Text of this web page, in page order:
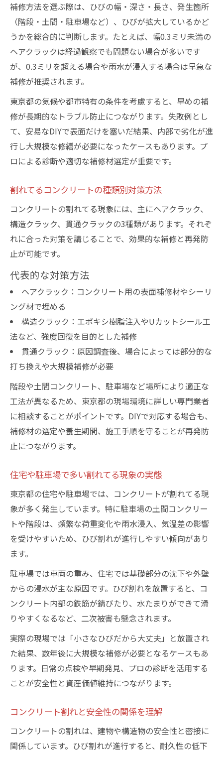
割れてるコンクリートと鉄筋腐食の関係性
ひび割れ損傷が資産価値に与える影響
放置によるコンクリート沈下リスクの実態
駐車場のコンクリート割れを防ぐ実践策
駐車場で多いコンクリート割れてる事例紹
コンクリート割れの原因と効果的な予防策
ひび割れを防ぐ定期点検とメンテナンス法
駐車場コンクリート割れ補修の重要ポイン
ト
補修方法を選ぶ際は、ひびの幅・深さ・長さ、発生箇所
（階段・土間・駐車場など）、ひびが拡大しているかど
うかを総合的に判断します。たとえば、幅0.3ミリ未満の
ヘアクラックは経過観察でも問題ない場合が多いです
が、0.3ミリを超える場合や雨水が浸入する場合は早急な
補修が推奨されます。
東京都の気候や都市特有の条件を考慮すると、早めの補
修が長期的なトラブル防止につながります。失敗例とし
て、安易なDIYで表面だけを塞いだ結果、内部で劣化が進
行し大規模な修繕が必要になったケースもあります。プ
ロによる診断や適切な補修材選定が重要です。
割れてるコンクリートの種類別対策方法
コンクリートの割れてる現象には、主にヘアクラック、
構造クラック、貫通クラックの3種類があります。それぞ
れに合った対策を講じることで、効果的な補修と再発防
止が可能です。
代表的な対策方法
ヘアクラック：コンクリート用の表面補修材やシーリ
ング材で埋める
構造クラック：エポキシ樹脂注入やUカットシール工
法など、強度回復を目的とした補修
貫通クラック：原因調査後、場合によっては部分的な
打ち換えや大規模補修が必要
階段や土間コンクリート、駐車場など場所により適正な
工法が異なるため、東京都の現場環境に詳しい専門業者
に相談することがポイントです。DIYで対応する場合も、
補修材の選定や養生期間、施工手順を守ることが再発防
止につながります。
住宅や駐車場で多い割れてる現象の実態
東京都の住宅や駐車場では、コンクリートが割れてる現
象が多く発生しています。特に駐車場の土間コンクリー
トや階段は、頻繁な荷重変化や雨水浸入、気温差の影響
を受けやすいため、ひび割れが進行しやすい傾向があり
ます。
駐車場では車両の重み、住宅では基礎部分の沈下や外壁
からの浸水が主な原因です。ひび割れを放置すると、コ
ンクリート内部の鉄筋が錆びたり、水たまりができて滑
りやすくなるなど、二次被害も懸念されます。
実際の現場では「小さなひびだから大丈夫」と放置され
た結果、数年後に大規模な補修が必要となるケースもあ
ります。日常の点検や早期発見、プロの診断を活用する
ことが安全性と資産価値維持につながります。
コンクリート割れと安全性の関係を理解
コンクリートの割れは、建物や構造物の安全性と密接に
関係しています。ひび割れが進行すると、耐久性の低下